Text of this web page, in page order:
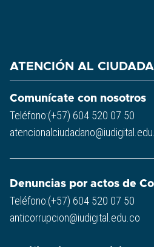
ATENCIÓN AL
Comunícate con nosotros
Teléfono:(+57) 604 520 07 50
Denuncias por actos de
Teléfono:(+57) 604 520 07 50
anticorrupcion@iudigital.edu.co